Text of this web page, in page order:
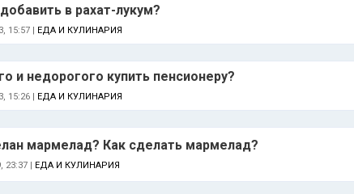
в рахат-лукум?
15:57 | ЕДА И КУЛИНАРИЯ
и недорогого купить пенсионеру?
15:26 | ЕДА И КУЛИНАРИЯ
мармелад? Как сделать мармелад?
23:37 | ЕДА И КУЛИНАРИЯ